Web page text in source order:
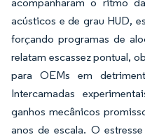
acústicos e de grau HUD,
forçando programas de
relatam escassez pontual,
para OEMs em
Intercamadas
ganhos mecânicos
anos de escala. O